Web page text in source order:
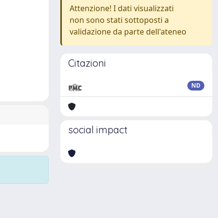
Attenzione! I dati visualizzati
non sono stati sottoposti a
validazione da parte dell'ateneo
Citazioni
ND
social impact